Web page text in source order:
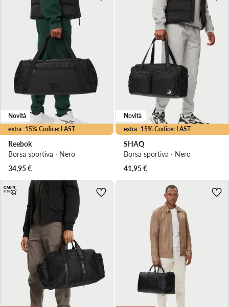
extra -15% Codice: LAST
Novità
Reebok
Borsa sportiva · Nero
34,95€
extra -15% Codice: LAST
Novità
SHAQ
Borsa sportiva · Nero
41,95€